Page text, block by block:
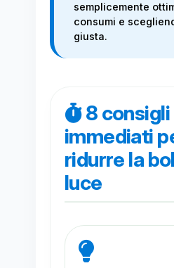
semplicemente
consumi e
giusta.
8 consigli
immediati
ridurre la
luce